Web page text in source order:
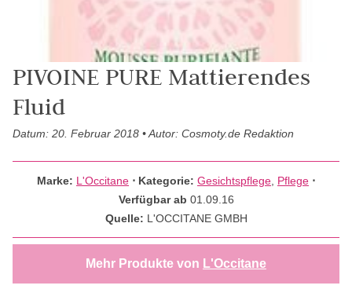
PIVOINE PURE Mattierendes
Fluid
Datum: 20. Februar 2018 • Autor: Cosmoty.de Redaktion
Marke: L'Occitane ⋅ Kategorie: Gesichtspflege Pflege ⋅
Verfügbar ab 01.09.16
Quelle: L'OCCITANE GMBH
Mehr Produkte von L'Occitane